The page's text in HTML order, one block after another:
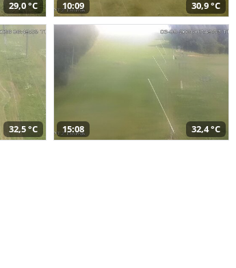
29,0 °C 10:09 30,9 °C
32,5 °C 15:08 32,4 °C